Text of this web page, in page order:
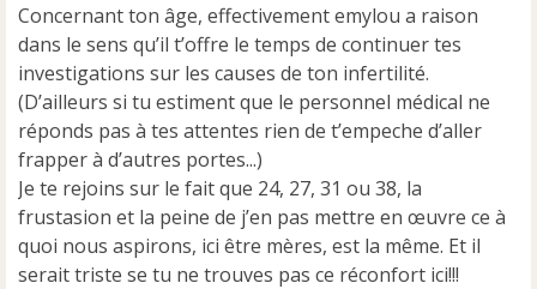
Concernant ton âge, effectivement emylou a raison
dans le sens qu’il t’offre le temps de continuer tes
investigations sur les causes de ton infertilité.
(D’ailleurs si tu estiment que le personnel médical ne
réponds pas à tes attentes rien de t’empeche d’aller
frapper à d’autres portes...)
Je te rejoins sur le fait que 24, 27, 31 ou 38, la
frustasion et la peine de j’en pas mettre en œuvre ce à
quoi nous aspirons, ici être mères, est la même. Et il
serait triste se tu ne trouves pas ce réconfort ici!!!